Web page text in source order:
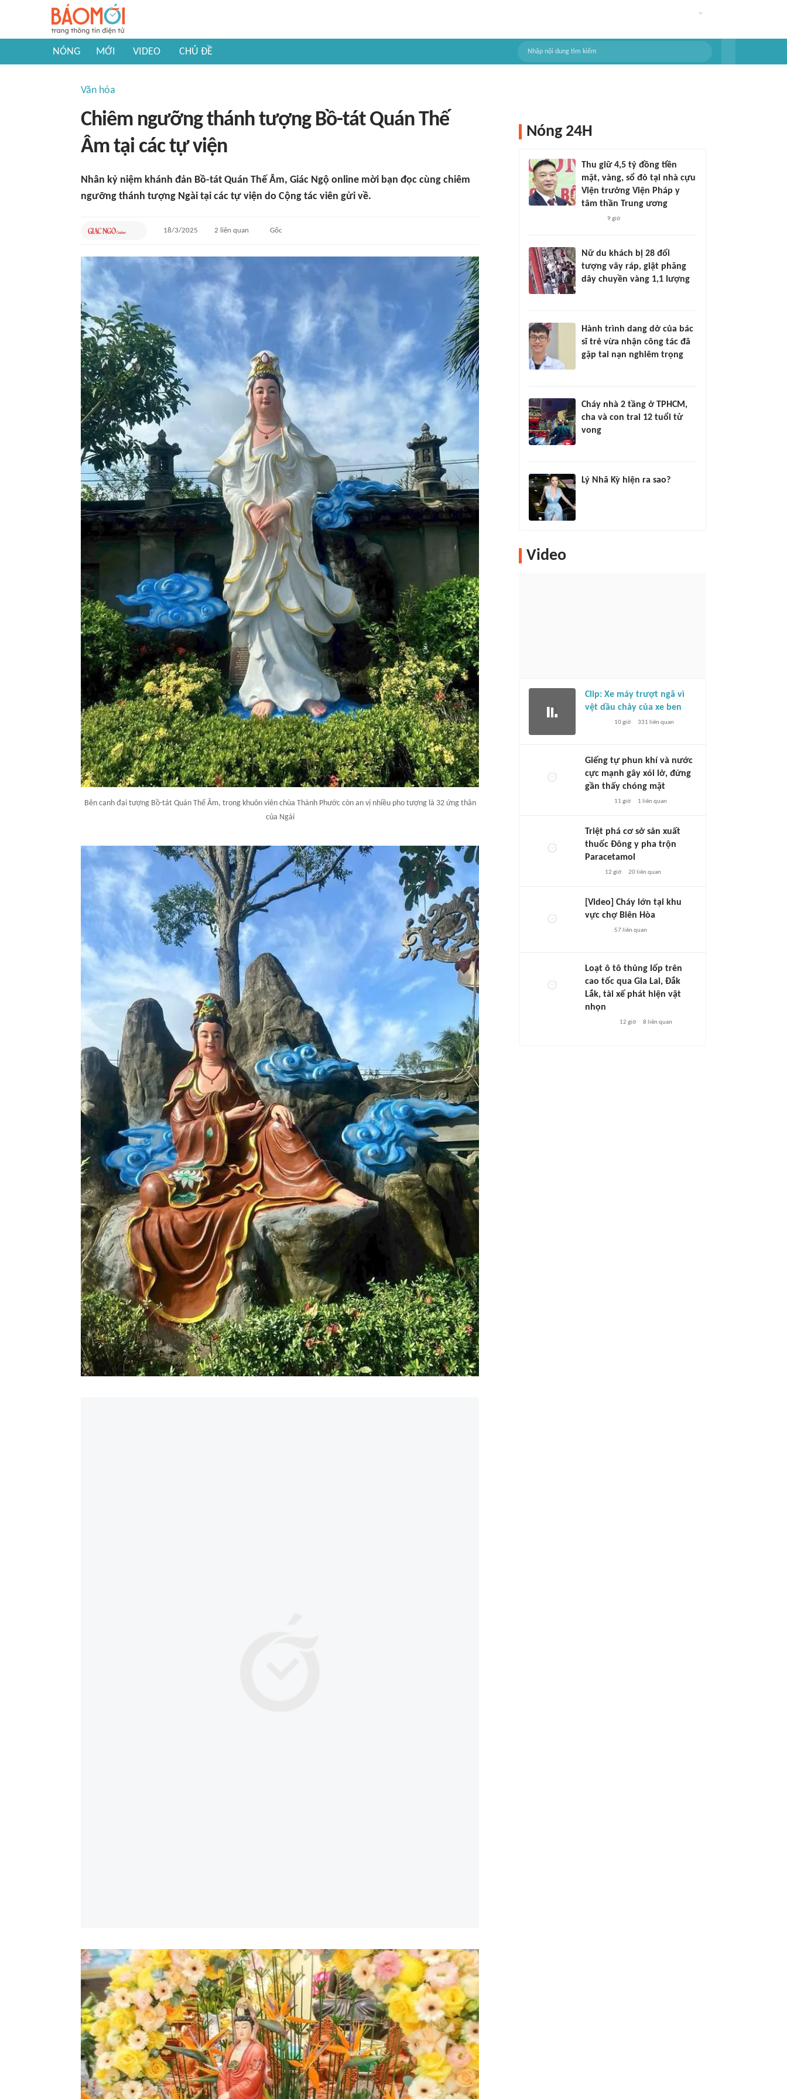
NÓNG MỚI VIDEO CHỦ ĐỀ
Văn hóa
Chiêm ngưỡng thánh tượng Bồ-tát Quán Thế
Âm tại các tự viện
Nhân kỷ niệm khánh đản Bồ-tát Quán Thế Âm, Giác Ngộ online mời bạn đọc cùng chiêm
ngưỡng thánh tượng Ngài tại các tự viện do Cộng tác viên gửi về.
18/3/2025 2 liên quan Gốc
Bên cạnh đại tượng Bồ-tát Quán Thế Âm, trong khuôn viên chùa Thành Phước còn an vị nhiều pho tượng là 32 ứng thân
của Ngài
Nóng 24H
Thu giữ 4,5 tỷ đồng tiền
mặt, vàng, sổ đỏ tại nhà cựu
Viện trưởng Viện Pháp y
tâm thần Trung ương
9 giờ
Nữ du khách bị 28 đối
tượng vây ráp, giật phăng
dây chuyền vàng 1,1 lượng
Hành trình dang dở của bác
sĩ trẻ vừa nhận công tác đã
gặp tai nạn nghiêm trọng
Cháy nhà 2 tầng ở TPHCM,
cha và con trai 12 tuổi tử
vong
Lý Nhã Kỳ hiện ra sao?
Video
Clip: Xe máy trượt ngã vì
vệt dầu chảy của xe ben
10 giờ 331 liên quan
Giếng tự phun khí và nước
cực mạnh gây xói lở, đứng
gần thấy chóng mặt
11 giờ 1 liên quan
Triệt phá cơ sở sản xuất
thuốc Đông y pha trộn
Paracetamol
12 giờ 20liên quan
[Video] Cháy lớn tại khu
vực chợ Biên Hòa
57liên quan
Loạt ô tô thủng lốp trên
cao tốc qua Gia Lai, Đắk
Lắk, tài xế phát hiện vật
nhọn
12 giờ 8 liên quan